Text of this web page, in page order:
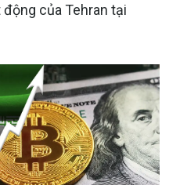
của Tehran tại